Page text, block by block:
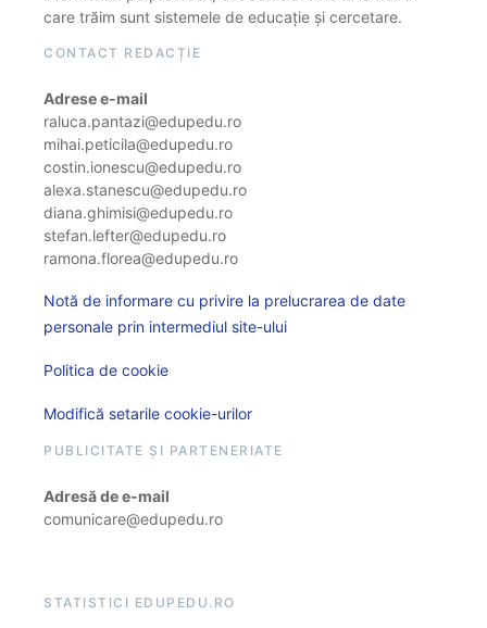
care trăim sunt sistemele de educație și cercetare.
CONTACT REDACȚIE
Adrese e-mail
raluca.pantazi@edupedu.ro
mihai.peticila@edupedu.ro
costin.ionescu@edupedu.ro
alexa.stanescu@edupedu.ro
diana.ghimisi@edupedu.ro
stefan.lefter@edupedu.ro
ramona.florea@edupedu.ro
Notă de informare cu privire la prelucrarea de date
personale prin intermediul site-ului
Politica de cookie
Modifică setarile cookie-urilor
PUBLICITATE ȘI PARTENERIATE
Adresă de e-mail
comunicare@edupedu.ro
STATISTICI EDUPEDU.RO